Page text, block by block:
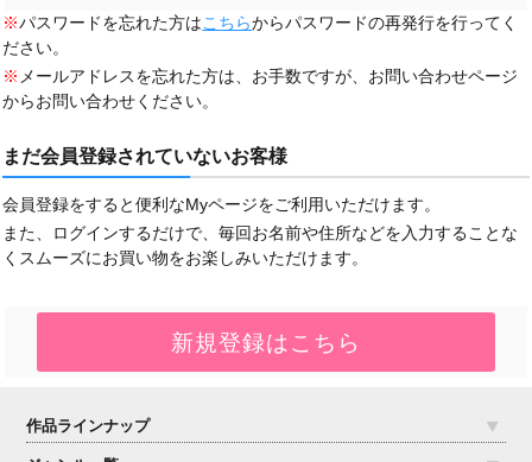
※パスワードを忘れた方はこちらからパスワードの再発行を行ってく
ださい。
※ メールアドレスを忘れた方は、お手数ですが、お問い合わせページ
からお問い合わせください。
まだ会員登録されていないお客様
会員登録をすると便利なMyページをご利用いただけます。
また、ログインするだけで、毎回お名前や住所などを入力することな
くスムーズにお買い物をお楽しみいただけます。
作品ラインナップ